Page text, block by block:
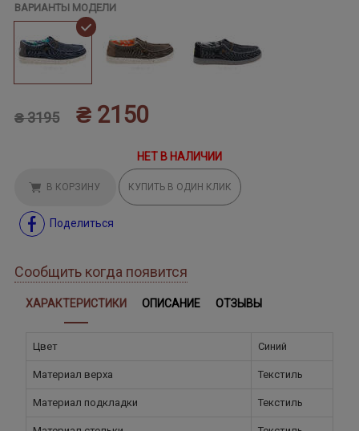
ВАРИАНТЫ МОДЕЛИ
₴ 3195 ₴ 2150
НЕТ В НАЛИЧИИ
В КОРЗИНУ КУПИТЬ В ОДИН КЛИК
Поделиться
Сообщить когда появится
ХАРАКТЕРИСТИКИ ОПИСАНИЕ ОТЗЫВЫ
Цвет Синий
Материал верха Текстиль
Материал подкладки Текстиль